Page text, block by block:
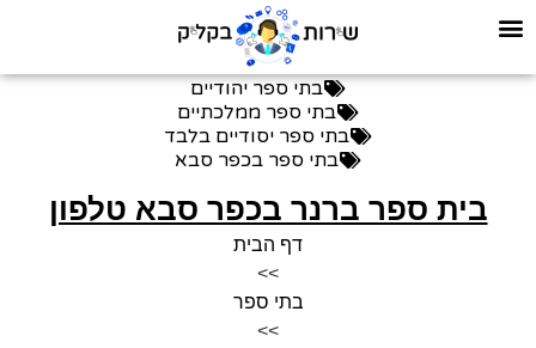
בתי ספר יהודיים
בתי ספר ממלכתיים
בתי ספר יסודיים בלבד
בתי ספר בכפר סבא
בית ספר ברנר בכפר סבא טלפון
דף הבית
>>
בתי ספר
>>